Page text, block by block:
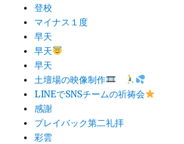
登校
マイナス１度
早天
早天
早天
土壇場の映像制作
LINEでSNSチームの祈祷会
感謝
プレイバック第二礼拝
彩雲